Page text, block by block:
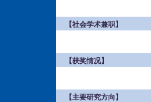
【社会学术兼职】
【获奖情况】
【主要研究方向】